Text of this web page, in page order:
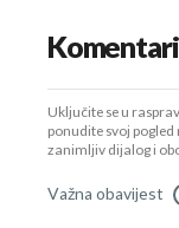
Komentari
Uključite se u
ponudite svoj
zanimljiv dijalog i
Važna obavijest